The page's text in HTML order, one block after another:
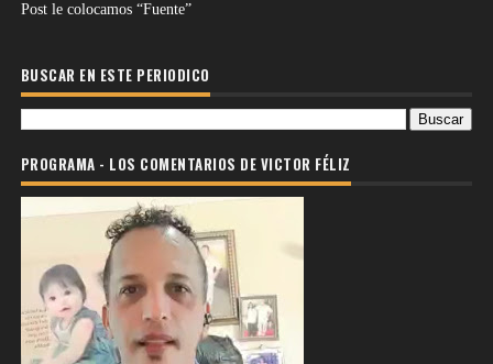
Post le colocamos “Fuente”
BUSCAR EN ESTE PERIODICO
PROGRAMA - LOS COMENTARIOS DE VICTOR FÉLIZ